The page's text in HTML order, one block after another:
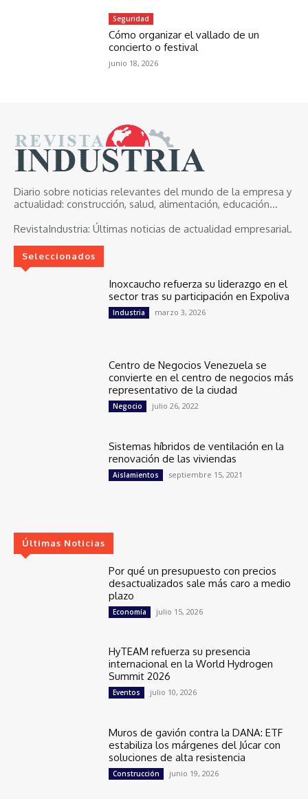
Seguridad
Cómo organizar el vallado de un
concierto o festival
junio 18, 2026
Diario sobre noticias relevantes del mundo de la empresa y
actualidad: construcción, salud, alimentación, educación...
RevistaIndustria: Últimas noticias de actualidad empresarial.
Seleccionados
Inoxcaucho refuerza su liderazgo en el
sector tras su participación en Expoliva
Industria marzo 3, 2026
Centro de Negocios Venezuela se
convierte en el centro de negocios más
representativo de la ciudad
Negocio julio 26, 2022
Sistemas híbridos de ventilación en la
renovación de las viviendas
Aislamientos septiembre 15, 2021
Últimas Noticias
Por qué un presupuesto con precios
desactualizados sale más caro a medio
plazo
Economía julio 15, 2026
HyTEAM refuerza su presencia
internacional en la World Hydrogen
Summit 2026
Eventos julio 10, 2026
Muros de gavión contra la DANA: ETF
estabiliza los márgenes del Júcar con
soluciones de alta resistencia
Construcción junio 19, 2026